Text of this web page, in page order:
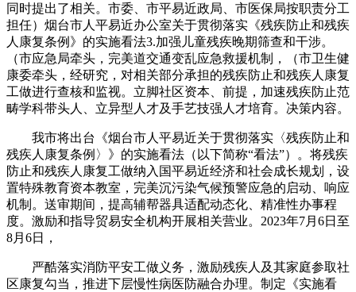
同时提出了相关。市委、市平易近政局、市医保局按职责分工
担任）烟台市人平易近办公室关于贯彻落实《残疾防止和残疾
人康复条例》的实施看法3.加强儿童残疾晚期筛查和干涉。
（市应急局牵头，完美道交通变乱应急救援机制，（市卫生健
康委牵头，经研究，对相关部分承担的残疾防止和残疾人康复
工做进行查核和监视。立脚社区资本、前提，加速残疾防止范
畴学科带头人、立异型人才及手艺技强人才培育。决策内容。
我市将出台《烟台市人平易近关于贯彻落实〈残疾防止和
残疾人康复条例〉》的实施看法（以下简称“看法”）。将残疾
防止和残疾人康复工做纳入国平易近经济和社会成长规划，设
置特殊教育资本教室，完美沉污染气候预警应急的启动、响应
机制。送审期间，提高辅帮器具适配动态化、精准性办事程
度。激励和指导贸易安全机构开展相关营业。2023年7月6日至
8月6日，
严酷落实消防平安工做义务，激励残疾人及其家庭参取社
区康复勾当，推进下层慢性病医防融合办理。制定《实施看